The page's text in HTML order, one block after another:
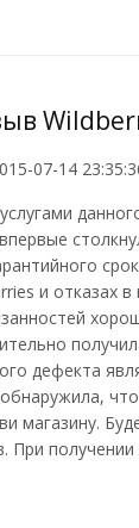
07-14
и отказах
дефекта
обнаружила,
магазину.
При